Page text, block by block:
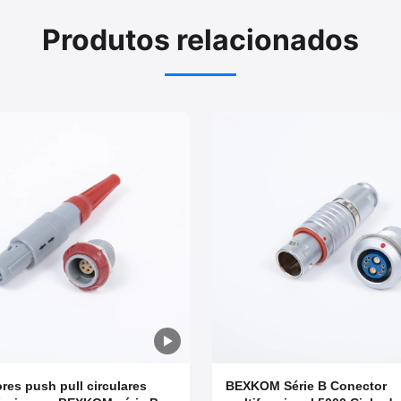
Produtos relacionados
push pull circulares
BEXKOM Série B Conector